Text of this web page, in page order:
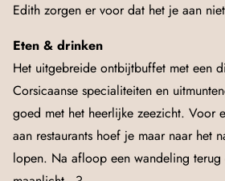
Edith zorgen er voor dat het je aan
Eten & drinken
Het uitgebreide ontbijtbuffet met een
Corsicaanse specialiteiten en
goed met het heerlijke zeezicht. Voor
aan restaurants hoef je maar naar het
lopen. Na afloop een wandeling terug